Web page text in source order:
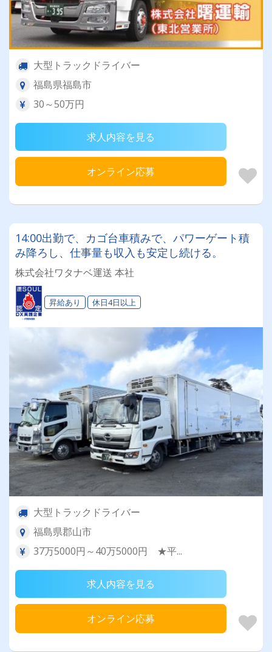
大型トラックドライバー
福島県福島市
30～50万円
求人内容を見る
オンライン応募
14:00出勤で、カゴ台車積みで、パワーゲート積
み降ろし、仕事量も収入も安定し続ける。
株式会社ワタナベ運送 本社
昇給あり 休日4日以上
大型トラックドライバー
福島県郡山市
37万5000円～40万5000円 ★平...
求人内容を見る
オンライン応募